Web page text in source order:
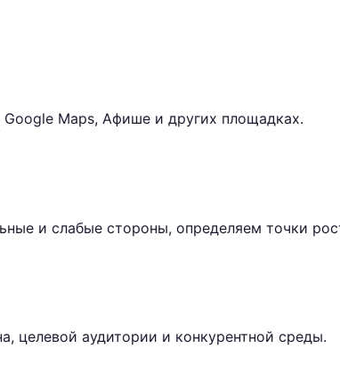
Maps, Афише и других площадках.
и слабые стороны, определяем точки
целевой аудитории и конкурентной среды.